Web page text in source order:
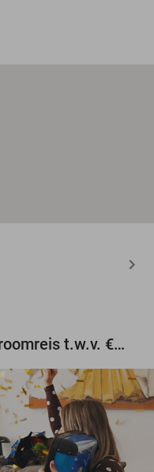
Maak gratis kans op een droomreis t.w.v. €3.000!